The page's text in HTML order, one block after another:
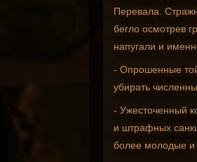
Перевала.
бегло осмотрев
напугали и
- Опрошенные
убирать
- Ужесточенный
и штрафных
более молодые и